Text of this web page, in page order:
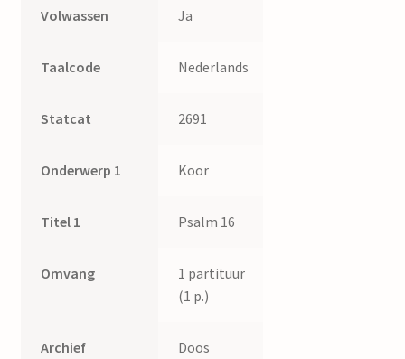
Volwassen Ja
Taalcode Nederlands
Statcat 2691
Onderwerp 1 Koor
Titel 1 Psalm 16
Omvang
1 partituur
(1 p.)
Archief
Doos